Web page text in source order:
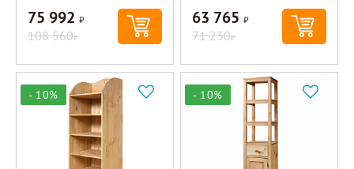
75 992Р
108 560Р
63 765Р
71 230Р
- 10% - 10%